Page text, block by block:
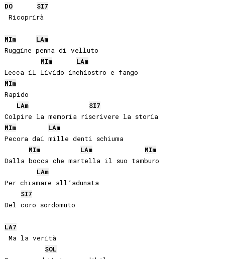
DO
SI7
Ricoprirà
MIm LAm
Ruggine penna di velluto
MIm LAm
MIm
Rapido
LAm SI7
Colpire la memoria riscrivere la storia
MIm LAm
Pecora dai mille denti schiuma
MIm LAm MIm
Dalla bocca che martella il suo tamburo
LAm
Per chiamare all’adunata
SI7
Del coro sordomuto
LA7
Ma la verità
SOL